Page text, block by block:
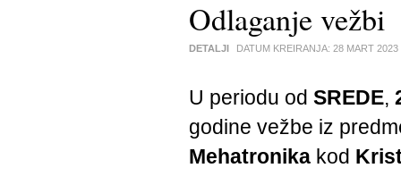
Odlaganje vežbi
DETALJI DATUM KREIRANJA: 28 MART 2023
U periodu od SREDE,
godine vežbe iz
Mehatronika kod